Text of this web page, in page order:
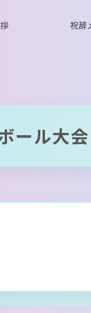
祝辞
ール大